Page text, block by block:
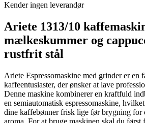
Kender ingen leverandør
Ariete 1313/10
mælkeskummer og
rustfrit stål
Ariete Espressomaskine med grinder er en
kaffeentusiaster, der ønsker at lave
Denne maskine kombinerer en kraftfuld
en semiautomatisk espressomaskine,
dine kaffebønner frisk lige før brygning for
aroma. For at bruge maskinen skal du først